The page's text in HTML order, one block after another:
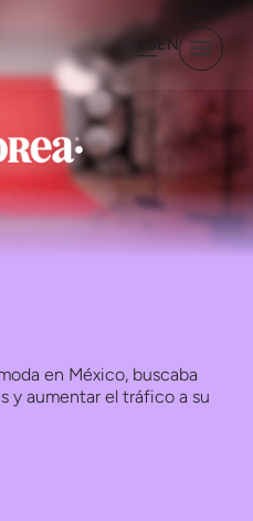
ESEN
en México, buscaba
y aumentar el tráfico a su